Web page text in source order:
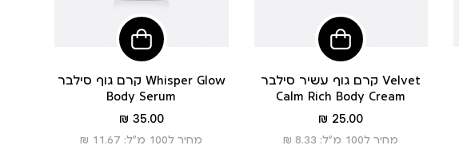
הוסיפי
לסל
קרם גוף עשיר סילבר Velvet
Calm Rich Body Cream
מחיר
מוצר
25.00 ₪
מחיר ל100 מ”ל: 8.33 ₪
הוסיפי
לסל
קרם גוף סילבר Whisper Glow
Body Serum
מחיר
מוצר
35.00 ₪
מחיר ל100 מ”ל: 11.67 ₪